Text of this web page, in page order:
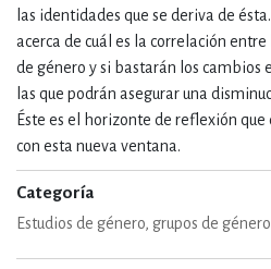
las identidades que se deriva de
acerca de cuál es la correlación
de género y si bastarán los cambios
las que podrán asegurar una
Éste es el horizonte de reflexión
con esta nueva ventana.
Categoría
Estudios de género, grupos de género